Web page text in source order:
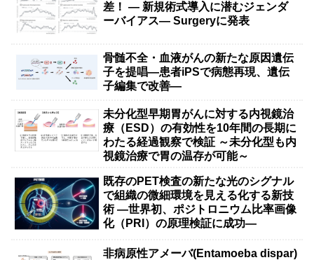
差！ — 新規術式導入に潜むジェンダ
ーバイアス— Surgeryに発表
骨髄不全・血液がんの新たな原因遺伝
子を提唱―患者iPSで病態再現、遺伝
子編集で改善―
未分化型早期胃がんに対する内視鏡治
療（ESD）の有効性を10年間の長期に
わたる経過観察で検証 ～未分化型も内
視鏡治療で胃の温存が可能～
既存のPET検査の新たな光のシグナル
で組織の微細環境を見える化する新技
術 ―世界初、ポジトロニウム比率画像
化（PRI）の原理検証に成功―
非病原性アメーバ(Entamoeba dispar)